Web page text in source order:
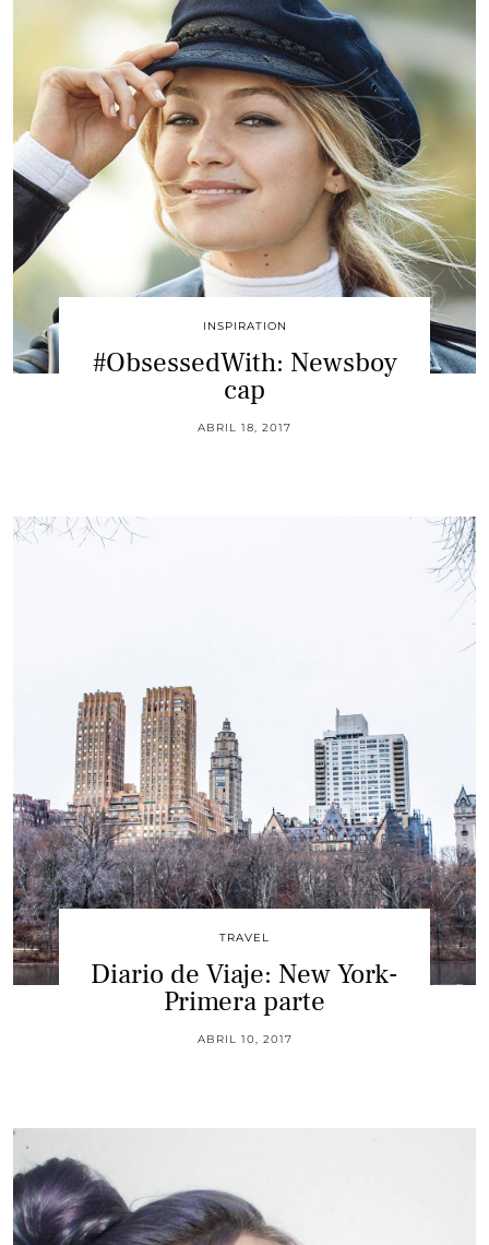
INSPIRATION
#ObsessedWith: Newsboy
cap
ABRIL 18, 2017
TRAVEL
Diario de Viaje: New York-
Primera parte
ABRIL 10, 2017